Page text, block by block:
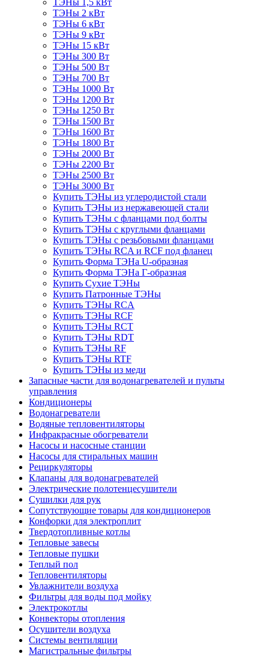
ТЭНы 1,5 кВт
ТЭНы 2 кВт
ТЭНы 6 кВт
ТЭНы 9 кВт
ТЭНы 15 кВт
ТЭНы 300 Вт
ТЭНы 500 Вт
ТЭНы 700 Вт
ТЭНы 1000 Вт
ТЭНы 1200 Вт
ТЭНы 1250 Вт
ТЭНы 1500 Вт
ТЭНы 1600 Вт
ТЭНы 1800 Вт
ТЭНы 2000 Вт
ТЭНы 2200 Вт
ТЭНы 2500 Вт
ТЭНы 3000 Вт
Купить ТЭНы из углеродистой стали
Купить ТЭНы из нержавеющей стали
Купить ТЭНы с фланцами под болты
Купить ТЭНы с круглыми фланцами
Купить ТЭНы с резьбовыми фланцами
Купить ТЭНы RCA и RCF под фланец
Купить Форма ТЭНа U-образная
Купить Форма ТЭНа Г-образная
Купить Сухие ТЭНы
Купить Патронные ТЭНы
Купить ТЭНы RCA
Купить ТЭНы RCF
Купить ТЭНы RCT
Купить ТЭНы RDT
Купить ТЭНы RF
Купить ТЭНы RTF
Купить ТЭНы из меди
Запасные части для водонагревателей и пульты
управления
Кондиционеры
Водонагреватели
Водяные тепловентиляторы
Инфракрасные обогреватели
Насосы и насосные станции
Насосы для стиральных машин
Рециркуляторы
Клапаны для водонагревателей
Электрические полотенцесушители
Сушилки для рук
Сопутствующие товары для кондиционеров
Конфорки для электроплит
Твердотопливные котлы
Тепловые завесы
Тепловые пушки
Теплый пол
Тепловентиляторы
Увлажнители воздуха
Фильтры для воды под мойку
Электрокотлы
Конвекторы отопления
Осушители воздуха
Системы вентиляции
Магистральные фильтры